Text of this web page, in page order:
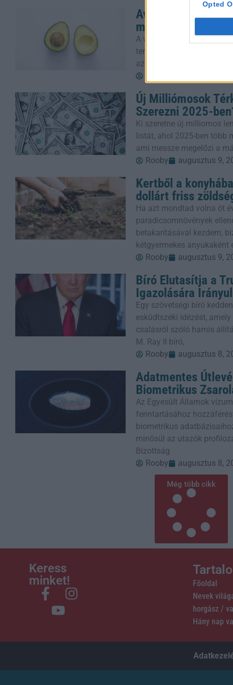
Opted
Avokádóolaj-
mögött találtak
A vásárlók gyakran drága
termékeket, de egy új
azt kapják, amiért
Új Milliómosok
Szerezni 2025-
Ki szeretne új milliomos
listát, ahol 2025-ben több
ami messze megelőzi a
Rooby
augusztus 9,
Kertből a
dollárt friss
Ha azt mondtad volna öt
paradicsomnövények
betakarításával kezdem,
kétgyermekes anyukaként
Rooby
augusztus 9,
Bíró Elutasítja a
Igazolására
Egy szövetségi bíró
esküdtszéki idézést,
csalásról szóló hamis
M. Ray II bíró,
Rooby
augusztus 8,
Adatmentes
Biometrikus
Az Egyesült Államok
fenntartásához
biometrikus
minősül az utazók
Bizottság
Rooby
augusztus 8,
Még több cikk
Keress
minket!
Főoldal
Nevek
horgász /
Hány nap